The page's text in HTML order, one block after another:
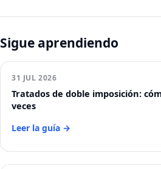
Sigue aprendiendo
31 JUL 2026
Tratados de doble imposición:
veces
Leer la guía →